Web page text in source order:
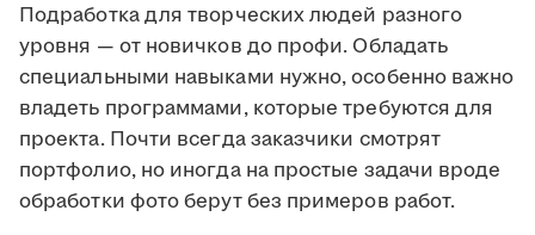
Подработка для творческих людей разного
уровня — от новичков до профи. Обладать
специальными навыками нужно, особенно важно
владеть программами, которые требуются для
проекта. Почти всегда заказчики смотрят
портфолио, но иногда на простые задачи вроде
обработки фото берут без примеров работ.